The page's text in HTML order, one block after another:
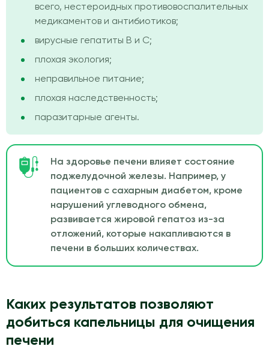
всего, нестероидных противовоспалительных
медикаментов и антибиотиков;
вирусные гепатиты В и С;
плохая экология;
неправильное питание;
плохая наследственность;
паразитарные агенты.
На здоровье печени влияет состояние
поджелудочной железы. Например, у
пациентов с сахарным диабетом, кроме
нарушений углеводного обмена,
развивается жировой гепатоз из-за
отложений, которые накапливаются в
печени в больших количествах.
Каких результатов позволяют
добиться капельницы для очищения
печени